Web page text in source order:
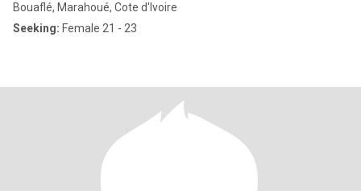
Bouaflé, Marahoué, Cote d'Ivoire
Seeking: Female 21 - 23